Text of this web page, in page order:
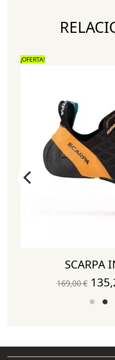
¡OFERTA!
SCARPA
169,00€ El